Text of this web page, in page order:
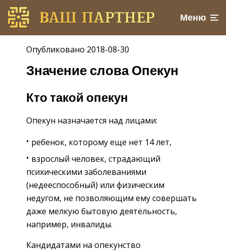
Меню
Опубликовано 2018-08-30
Значение слова Опекун
Кто такой опекун
Опекун назначается над лицами:
ребенок, которому еще нет 14 лет,
взрослый человек, страдающий
психическими заболеваниями
(недееспособный) или физическим
недугом, не позволяющим ему совершать
даже мелкую бытовую деятельность,
например, инвалиды.
Кандидатами на опекунство